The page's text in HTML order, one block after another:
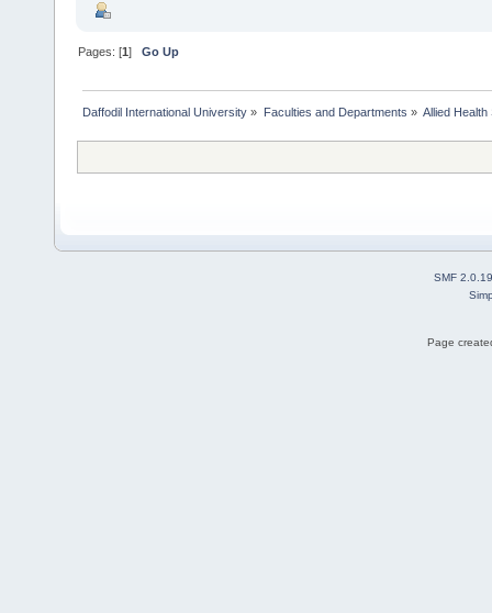
Pages: [1]Go Up
Daffodil International University » Faculties and Departments » Allied Health
SMF 2.0.19
Page